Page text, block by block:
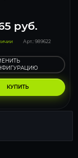
руб.
Арт.: 989622
КУПИТЬ